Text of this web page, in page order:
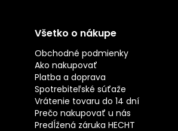
Všetko o nákupe
Obchodné podmienky
Ako nakupovať
Platba a doprava
Spotrebiteľské súťaže
Vrátenie tovaru do 14 dní
Prečo nakupovať u nás
Predĺžená záruka HECHT